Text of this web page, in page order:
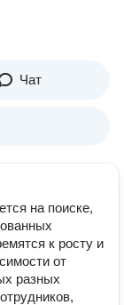
Чат
на поиске,
к росту и
от
разных